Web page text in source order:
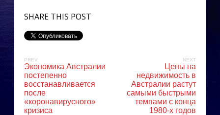
SHARE THIS POST
PREV
Экономика Австралии
постепенно
восстанавливается
после
«коронавирусного»
кризиса
NEXT
Цены на
недвижимость в
Австралии растут
самыми быстрыми
темпами с конца
1980-х годов